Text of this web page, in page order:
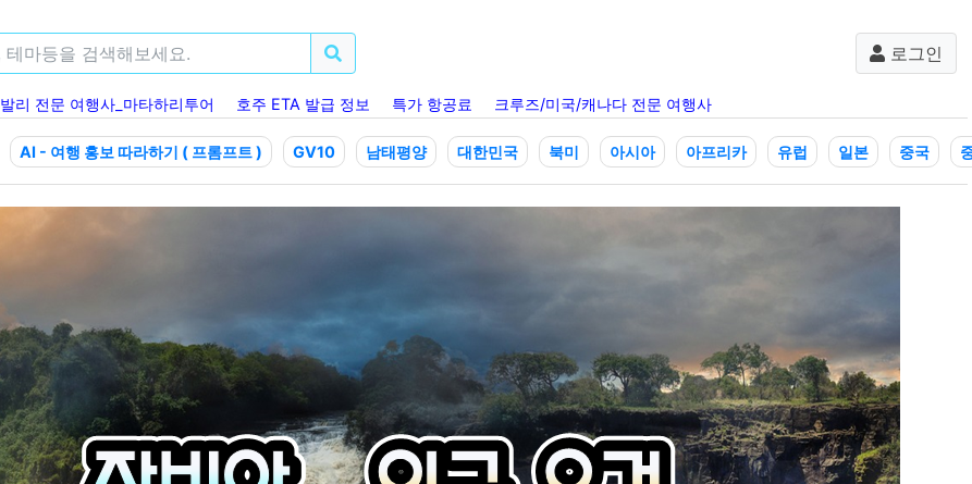
발리 전문 여행사_마타하리투어 호주 ETA 발급 정보 특가 항공료 크루즈/미국/캐나다 전문 여행사
AI - 여행 홍보 따라하기 ( 프롬프트 ) GV10 남태평양 대한민국 북미 아시아 아프리카 유럽 일본 중국
로그인